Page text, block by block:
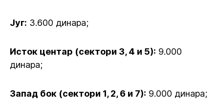
Југ: 3.600 динара;
Исток центар (сектори 3, 4 и 5): 9.000
динара;
Запад бок (сектори 1, 2, 6 и 7): 9.000 динара;